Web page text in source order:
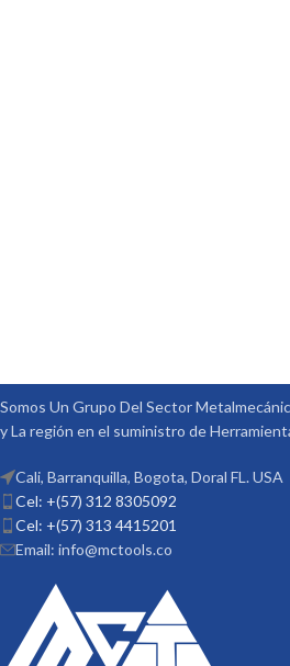
Somos Un Grupo Del Sector
y La región en el suministro de
Cali, Barranquilla, Bogota, Doral FL. USA
Cel: +(57) 312 8305092
Cel: +(57) 313 4415201
Email: info@mctools.co